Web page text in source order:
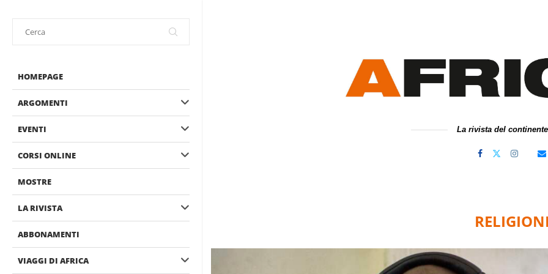
HOMEPAGE
ARGOMENTI
EVENTI
CORSI ONLINE
MOSTRE
LA RIVISTA
ABBONAMENTI
VIAGGI DI AFRICA
La rivista del